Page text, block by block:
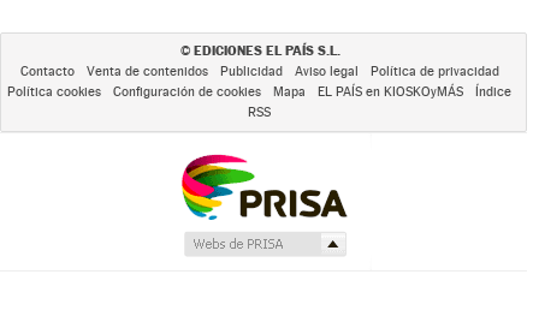
© EDICIONES EL PAÍS S.L.
Contacto Venta de contenidos Publicidad Aviso legal
Política de privacidad
Política cookies
Configuración de cookies Mapa EL PAÍS en KIOSKOyMÁS
Índice
RSS